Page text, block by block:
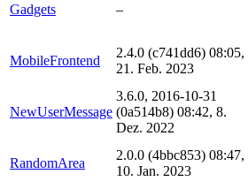
Gadgets –
MobileFrontend
2.4.0 (c741dd6) 08:05,
21. Feb. 2023
NewUserMessage
3.6.0, 2016-10-31
(0a514b8) 08:42, 8.
Dez. 2022
RandomArea
2.0.0 (4bbc853) 08:47,
10. Jan. 2023